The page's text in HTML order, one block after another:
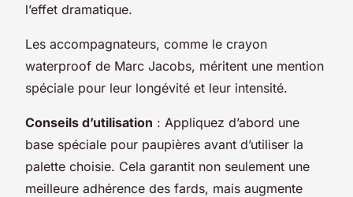
l’effet dramatique.
Les accompagnateurs, comme le crayon
waterproof de Marc Jacobs, méritent une mention
spéciale pour leur longévité et leur intensité.
Conseils d’utilisation : Appliquez d’abord une
base spéciale pour paupières avant d’utiliser la
palette choisie. Cela garantit non seulement une
meilleure adhérence des fards, mais augmente